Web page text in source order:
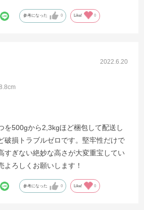
参考になった 0 Like! 0
2022.6.20
を500gから2,3kgほど梱包して配送し
破損トラブルゼロです。堅牢性だけで
すぎない絶妙な高さが大変重宝してい
よろしくお願いします！
参考になった 0 Like! 0